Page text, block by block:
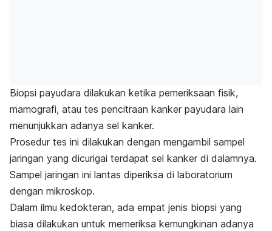
Biopsi payudara dilakukan ketika pemeriksaan fisik,
mamografi, atau tes pencitraan kanker payudara lain
menunjukkan adanya sel kanker.
Prosedur tes ini dilakukan dengan mengambil sampel
jaringan yang dicurigai terdapat sel kanker di dalamnya.
Sampel jaringan ini lantas diperiksa di laboratorium
dengan mikroskop.
Dalam ilmu kedokteran, ada empat jenis biopsi yang
biasa dilakukan untuk memeriksa kemungkinan adanya